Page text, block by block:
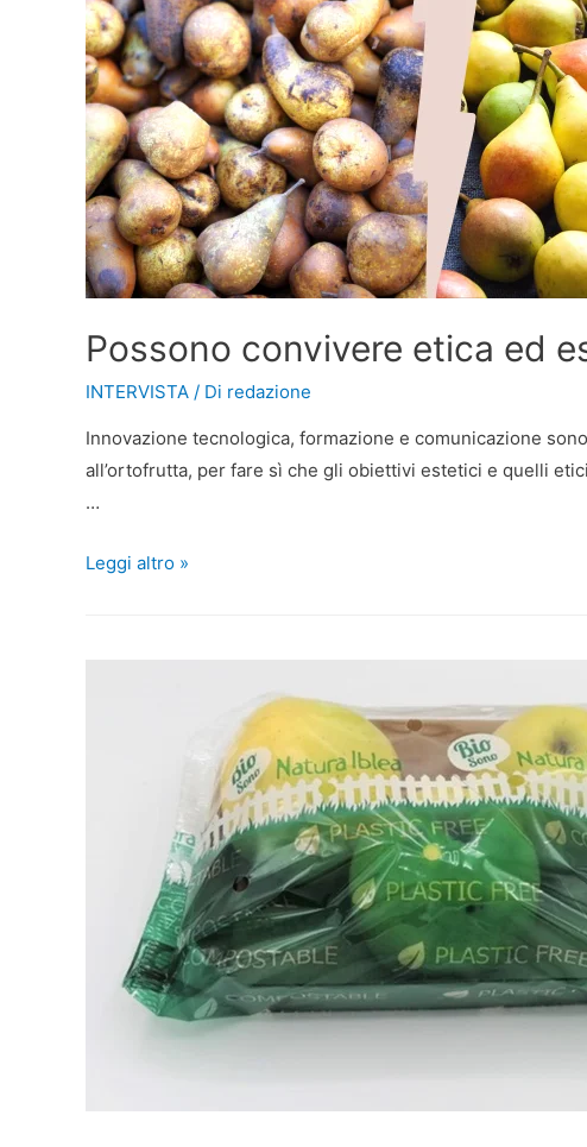
Possono convivere etica ed
INTERVISTA / Di redazione
Innovazione tecnologica, formazione e comunicazione
all’ortofrutta, per fare sì che gli obiettivi estetici e quelli
…
Leggi altro »